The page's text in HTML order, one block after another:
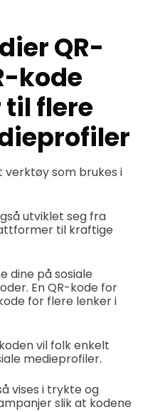
QR-
kode
til flere
verktøy som brukes i
utviklet seg fra
til kraftige
dine på sosiale
En QR-kode for
for flere lenker i
vil folk enkelt
medieprofiler.
vises i trykte og
slik at kodene